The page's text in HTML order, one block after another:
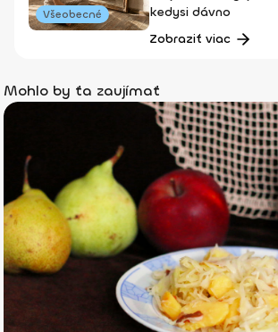
Všeobecné
kedysi dávno
Zobraziť viac
Mohlo by ťa zaujímať